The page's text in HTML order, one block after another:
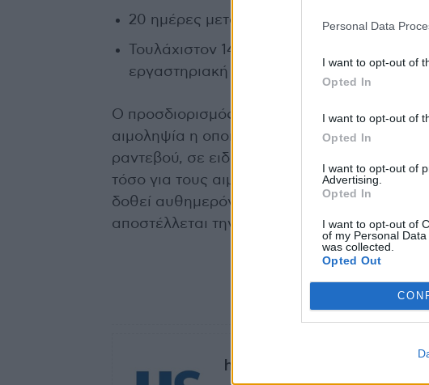
Personal Data
I want to opt-out of
Opted In
I want to opt-out of
Opted In
I want to opt-out of
Advertising.
Opted In
I want to opt-out of
of my Personal
was collected.
Opted Out
20 ημέρες μετά και την 2η εμβολιαστική
Τουλάχιστον 14 ημέρες είτε μετά την
εργαστηριακή επιβεβαίωση της λοίμωξης
Ο προσδιορισμός των ειδικών
αιμοληψία η οποία δεν απαιτεί ιδιαίτερη
ραντεβού, σε ειδικά διαμορφωμένους
τόσο για τους αιμολήπτες όσο και για τους
δοθεί αυθημερόν για αιμοληψίες μέχρι τις
αποστέλλεται την επόμενη ημέρα,
healthstories